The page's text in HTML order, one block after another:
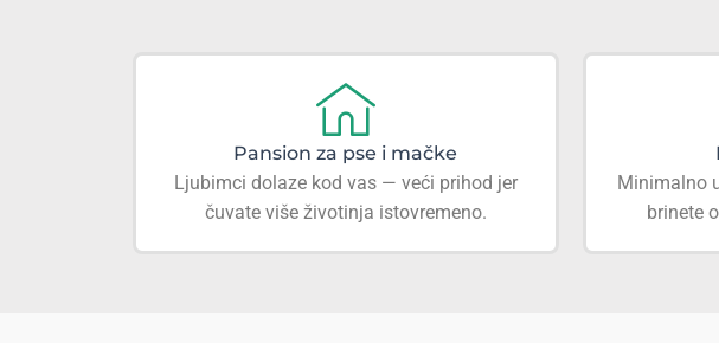
Pansion za pse i mačke
Ljubimci dolaze kod vas — veći prihod jer
čuvate više životinja istovremeno.
Minimalno
brinete